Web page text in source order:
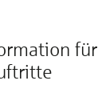
für